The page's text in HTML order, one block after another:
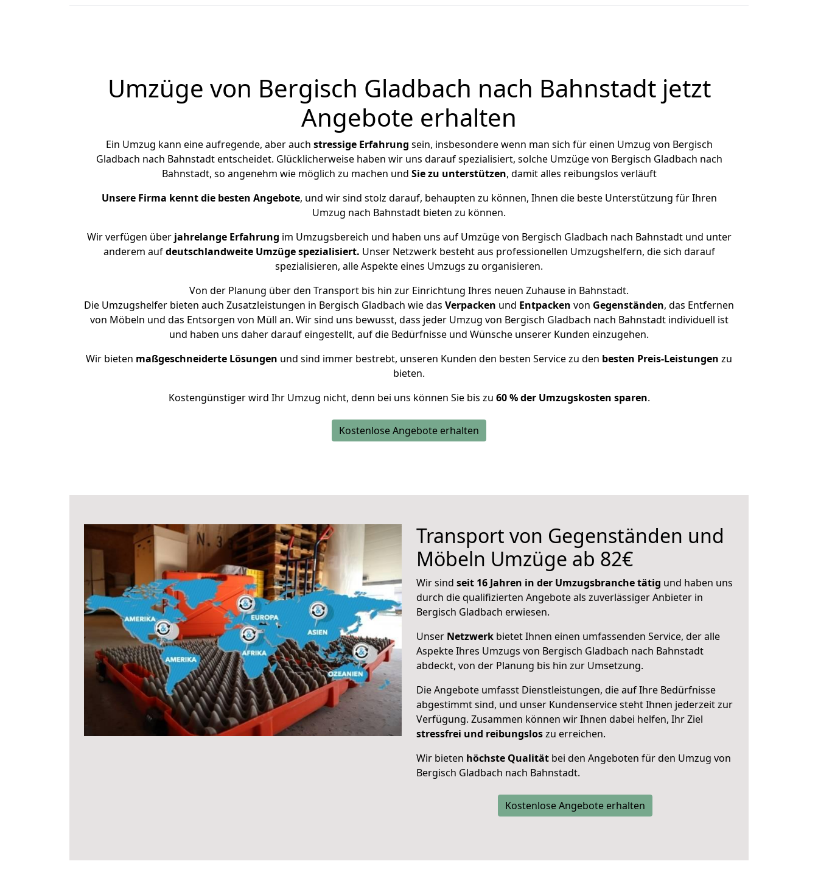
Umzüge von Bergisch Gladbach nach Bahnstadt jetzt
Angebote erhalten
Ein Umzug kann eine aufregende, aber auch stressige Erfahrung sein, insbesondere wenn man sich für einen Umzug von Bergisch
Gladbach nach Bahnstadt entscheidet. Glücklicherweise haben wir uns darauf spezialisiert, solche Umzüge von Bergisch Gladbach nach
Bahnstadt, so angenehm wie möglich zu machen und Sie zu unterstützen, damit alles reibungslos verläuft
Unsere Firma kennt die besten Angebote, und wir sind stolz darauf, behaupten zu können, Ihnen die beste Unterstützung für Ihren
Umzug nach Bahnstadt bieten zu können.
Wir verfügen überjahrelange Erfahrung im Umzugsbereich und haben uns auf Umzüge von Bergisch Gladbach nach Bahnstadt und unter
anderem aufdeutschlandweite Umzüge spezialisiert. Unser Netzwerk besteht aus professionellen Umzugshelfern, die sich darauf
spezialisieren, alle Aspekte eines Umzugs zu organisieren.
Von der Planung über den Transport bis hin zur Einrichtung Ihres neuen Zuhause in Bahnstadt.
Die Umzugshelfer bieten auch Zusatzleistungen in Bergisch Gladbach wie das Verpacken und Entpacken von Gegenständen, das Entfernen
von Möbeln und das Entsorgen von Müll an. Wir sind uns bewusst, dass jeder Umzug von Bergisch Gladbach nach Bahnstadt individuell ist
und haben uns daher darauf eingestellt, auf die Bedürfnisse und Wünsche unserer Kunden einzugehen.
Wir bieten maßgeschneiderte Lösungen und sind immer bestrebt, unseren Kunden den besten Service zu den besten Preis-Leistungen zu
bieten.
Kostengünstiger wird Ihr Umzug nicht, denn bei uns können Sie bis zu 60 % der Umzugskosten sparen.
Kostenlose Angebote erhalten
Transport von Gegenständen und
Möbeln Umzüge ab 82€
Wir sind seit 16 Jahren in der Umzugsbranche tätig und haben uns
durch die qualifizierten Angebote als zuverlässiger Anbieter in
Bergisch Gladbach erwiesen.
Unser Netzwerk bietet Ihnen einen umfassenden Service, der alle
Aspekte Ihres Umzugs von Bergisch Gladbach nach Bahnstadt
abdeckt, von der Planung bis hin zur Umsetzung.
Die Angebote umfasst Dienstleistungen, die auf Ihre Bedürfnisse
abgestimmt sind, und unser Kundenservice steht Ihnen jederzeit zur
Verfügung. Zusammen können wir Ihnen dabei helfen, Ihr Ziel
stressfrei und reibungsloszu erreichen.
Wir bieten höchste Qualität bei den Angeboten für den Umzug von
Bergisch Gladbach nach Bahnstadt.
Kostenlose Angebote erhalten